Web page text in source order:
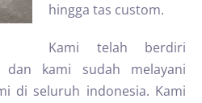
hingga tas custom.
Kami telah berdiri
kami sudah melayani
di seluruh indonesia. Kami